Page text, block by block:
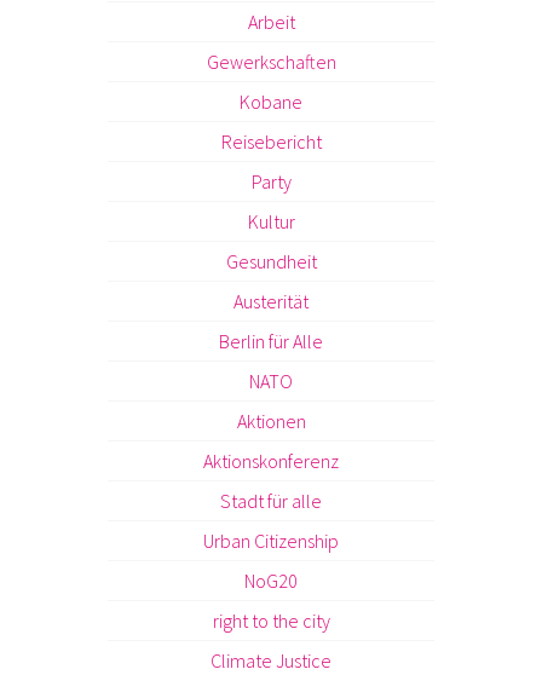
Arbeit
Gewerkschaften
Kobane
Reisebericht
Party
Kultur
Gesundheit
Austerität
Berlin für Alle
NATO
Aktionen
Aktionskonferenz
Stadt für alle
Urban Citizenship
NoG20
right to the city
Climate Justice